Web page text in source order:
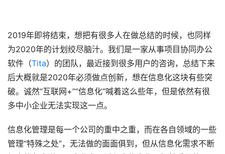
2019年即将结束，想把有很多人在做总结的时候，也同样
为2020年的计划绞尽脑汁。我们是一家从事项目协同办公
软件（Tita）的团队，最近接到很多用户的咨询，总结下来
后大概就是2020年必须做点创新，想在信息化这块有些突
破。诚然“互联网+”“信息化”喊着这么些年，但是依然有很
多中小企业无法实现这一点。
信息化管理是每一个公司的重中之重，而在各自领域的一些
管理“特殊之处”，无法做的面面俱到，但从信息化需求不断